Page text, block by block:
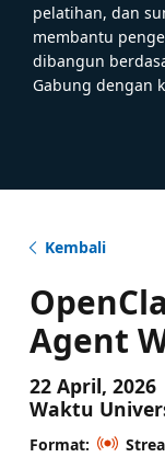
pelatihan, dan
membantu
dibangun
Gabung dengan
Kembali
Agent
22 April, 2026
Waktu
Format: